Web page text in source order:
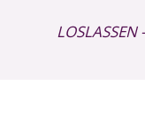
LOSLASSEN-